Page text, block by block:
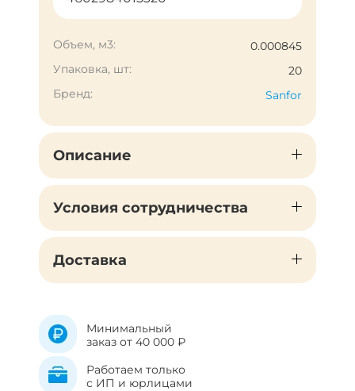
Объем, м3:
0.000845
Упаковка, шт:
20
Бренд:
Sanfor
Описание
Условия сотрудничества
Доставка
Минимальный
заказ от 40 000 ₽
Работаем только
с ИП и юрлицами